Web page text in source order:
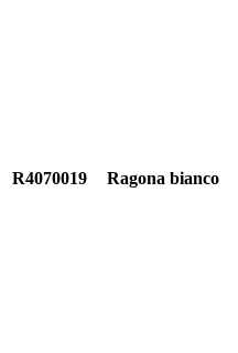
R4070019 Ragona bianco